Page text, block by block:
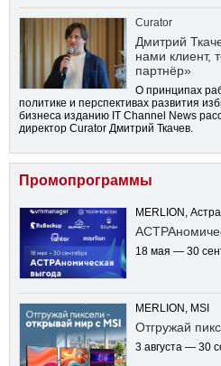
Curator
Дмитрий
нами клиент,
партнёр»
О принципах
политике и перспективах развития
бизнеса изданию IT Channel News
директор Curator Дмитрий Ткачев.
Промопрограммы
MERLION, Астра
18 мая — 30
MERLION, MSI
Отгружай
3 августа — 30